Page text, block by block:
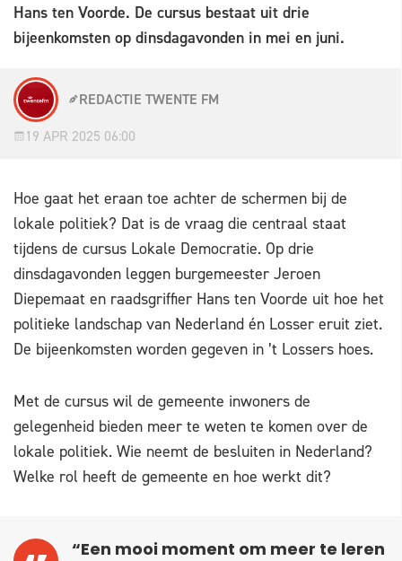
Hans ten Voorde. De cursus bestaat uit drie
bijeenkomsten op dinsdagavonden in mei en juni.
REDACTIE TWENTE FM
19 APR 2025 06:00
Hoe gaat het eraan toe achter de schermen bij de
lokale politiek? Dat is de vraag die centraal staat
tijdens de cursus Lokale Democratie. Op drie
dinsdagavonden leggen burgemeester Jeroen
Diepemaat en raadsgriffier Hans ten Voorde uit hoe het
politieke landschap van Nederland én Losser eruit ziet.
De bijeenkomsten worden gegeven in ’t Lossers hoes.
Met de cursus wil de gemeente inwoners de
gelegenheid bieden meer te weten te komen over de
lokale politiek. Wie neemt de besluiten in Nederland?
Welke rol heeft de gemeente en hoe werkt dit?
“Een mooi moment om meer te leren